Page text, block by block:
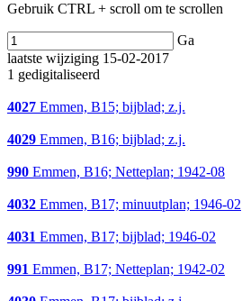
Gebruik CTRL + scroll om te scrollen
Ga
laatste wijziging 15-02-2017
1 gedigitaliseerd
4027 Emmen, B15; bijblad; z.j.
4029 Emmen, B16; bijblad; z.j.
990 Emmen, B16; Netteplan; 1942-08
4032 Emmen, B17; minuutplan; 1946-02
4031 Emmen, B17; bijblad; 1946-02
991 Emmen, B17; Netteplan; 1942-02